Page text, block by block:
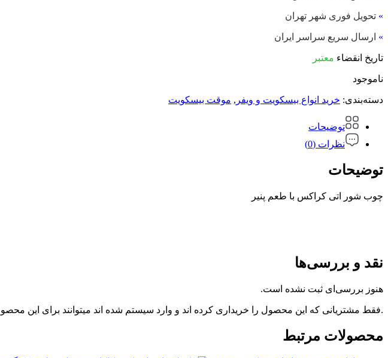
» تحویل فوری شهر تهران
» ارسال سریع سراسر ایران
تاریخ انقضاء معتبر
ناموجود
دسته‌بندی: خرید انواع بیسکویت و ویفر , موقت بیسکویت
توضیحات
نظرات (0)
توضیحات
چوب شور اتی کراکس با طعم پنیر
نقد و بررسی‌ها
هنوز بررسی‌ای ثبت نشده است.
.فقط مشتریانی که این محصول را خریداری کرده اند و وارد سیستم شده اند میتوانند برای این
محصولات مرتبط